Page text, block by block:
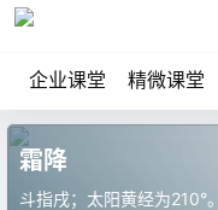
企业课堂 精微课堂
霜降
斗指戌；太阳黄经为210°